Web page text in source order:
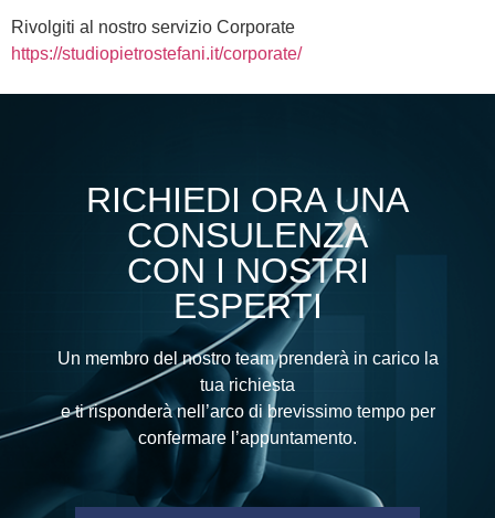
Rivolgiti al nostro servizio Corporate
https://studiopietrostefani.it/corporate/
RICHIEDI ORA UNA
CONSULENZA
CON I NOSTRI
ESPERTI
Un membro del nostro team prenderà in carico la
tua richiesta
e ti risponderà nell’arco di brevissimo tempo per
confermare l’appuntamento.